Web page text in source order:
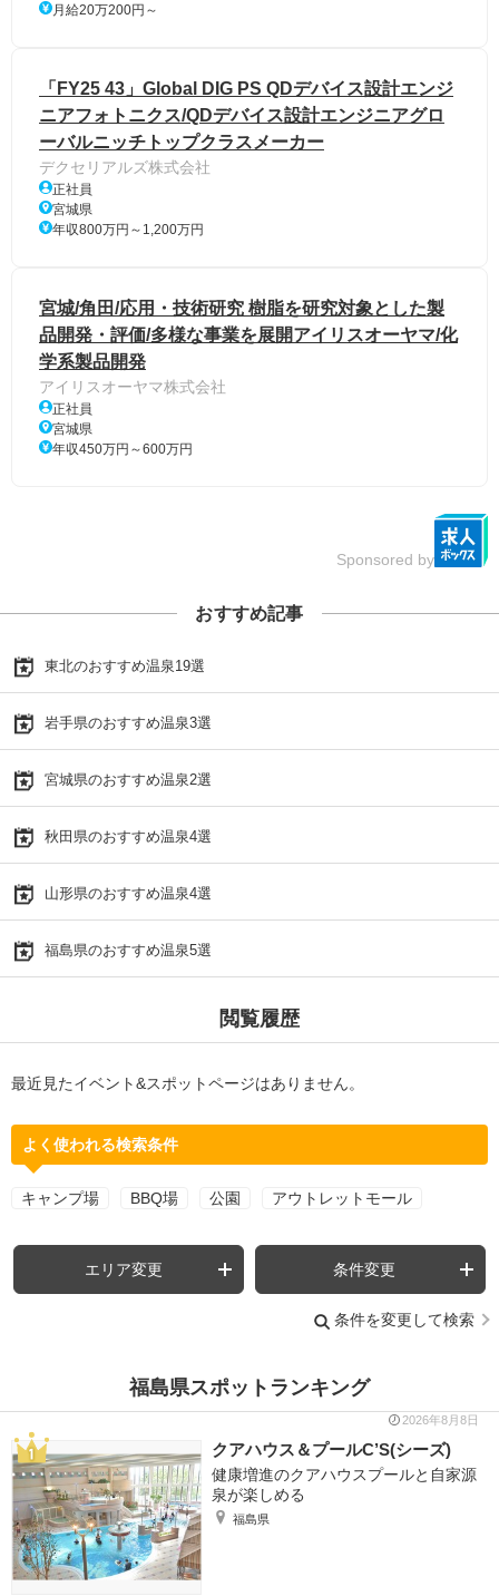
月給20万200円～
「FY25 43」Global DIG PS QDデバイス設計エンジ
ニアフォトニクス/QDデバイス設計エンジニアグロ
ーバルニッチトップクラスメーカー
デクセリアルズ株式会社
正社員
宮城県
年収800万円～1,200万円
宮城/角田/応用・技術研究 樹脂を研究対象とした製
品開発・評価/多様な事業を展開アイリスオーヤマ/化
学系製品開発
アイリスオーヤマ株式会社
正社員
宮城県
年収450万円～600万円
Sponsored by
おすすめ記事
東北のおすすめ温泉19選
岩手県のおすすめ温泉3選
宮城県のおすすめ温泉2選
秋田県のおすすめ温泉4選
山形県のおすすめ温泉4選
福島県のおすすめ温泉5選
閲覧履歴
最近見たイベント&スポットページはありません。
よく使われる検索条件
キャンプ場 BBQ場 公園 アウトレットモール
エリア変更 条件変更
条件を変更して検索
福島県スポットランキング
2026年8月8日
クアハウス＆プールC’S(シーズ)
健康増進のクアハウスプールと自家源
泉が楽しめる
福島県